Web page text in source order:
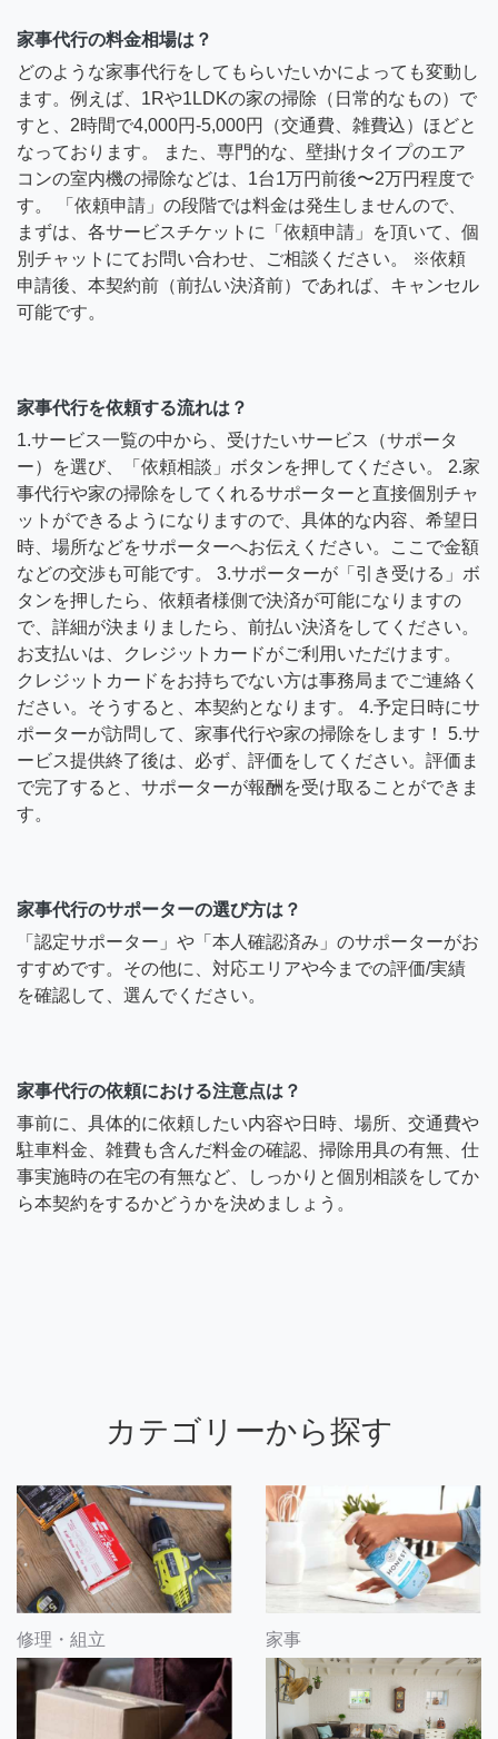
家事代行の料金相場は？
どのような家事代行をしてもらいたいかによっても変動し
ます。例えば、1Rや1LDKの家の掃除（日常的なもの）で
すと、2時間で4,000円-5,000円（交通費、雑費込）ほどと
なっております。 また、専門的な、壁掛けタイプのエア
コンの室内機の掃除などは、1台1万円前後〜2万円程度で
す。 「依頼申請」の段階では料金は発生しませんので、
まずは、各サービスチケットに「依頼申請」を頂いて、個
別チャットにてお問い合わせ、ご相談ください。 ※依頼
申請後、本契約前（前払い決済前）であれば、キャンセル
可能です。
家事代行を依頼する流れは？
1.サービス一覧の中から、受けたいサービス（サポータ
ー）を選び、「依頼相談」ボタンを押してください。 2.家
事代行や家の掃除をしてくれるサポーターと直接個別チャ
ットができるようになりますので、具体的な内容、希望日
時、場所などをサポーターへお伝えください。ここで金額
などの交渉も可能です。 3.サポーターが「引き受ける」ボ
タンを押したら、依頼者様側で決済が可能になりますの
で、詳細が決まりましたら、前払い決済をしてください。
お支払いは、クレジットカードがご利用いただけます。
クレジットカードをお持ちでない方は事務局までご連絡く
ださい。そうすると、本契約となります。 4.予定日時にサ
ポーターが訪問して、家事代行や家の掃除をします！ 5.サ
ービス提供終了後は、必ず、評価をしてください。評価ま
で完了すると、サポーターが報酬を受け取ることができま
す。
家事代行のサポーターの選び方は？
「認定サポーター」や「本人確認済み」のサポーターがお
すすめです。その他に、対応エリアや今までの評価/実績
を確認して、選んでください。
家事代行の依頼における注意点は？
事前に、具体的に依頼したい内容や日時、場所、交通費や
駐車料金、雑費も含んだ料金の確認、掃除用具の有無、仕
事実施時の在宅の有無など、しっかりと個別相談をしてか
ら本契約をするかどうかを決めましょう。
カテゴリーから探す
修理・組立 家事